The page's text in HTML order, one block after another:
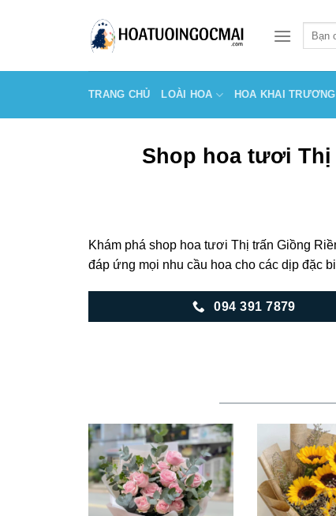
kiếm:
TRANG CHỦ LOÀI HOA HOA KHAI TRƯƠNG
Shop hoa tươi
Khám phá shop hoa tươi Thị trấn Giồng
đáp ứng mọi nhu cầu hoa cho các dịp đặc
094 391 7879